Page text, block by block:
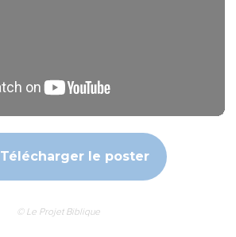
Télécharger le poster
© Le Projet Biblique